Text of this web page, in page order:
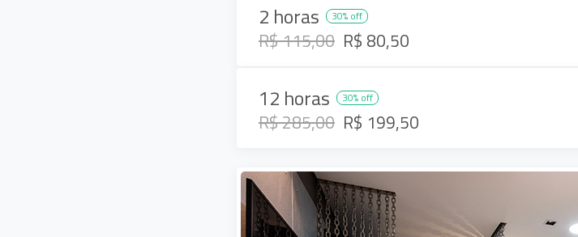
2 horas 30% off
R$ 115,00 R$ 80,50
12 horas 30% off
R$ 285,00 R$ 199,50